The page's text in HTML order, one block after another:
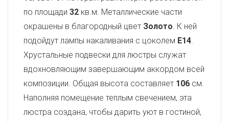
по площади 32 кв.м. Металлические части
окрашены в благородный цвет Золото. К ней
подойдут лампы накаливания с цоколем E14.
Хрустальные подвески для люстры служат
вдохновляющим завершающим аккордом всей
композиции. Общая высота составляет 106 см.
Наполняя помещение теплым свечением, эта
люстра создана, чтобы дарить уют в гостиной,